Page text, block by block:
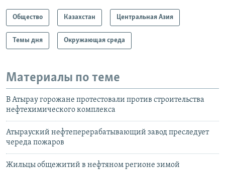
Общество Казахстан Центральная Азия
Темы дня Окружающая среда
Материалы по теме
В Атырау горожане протестовали против строительства
нефтехимического комплекса
Атырауский нефтеперерабатывающий завод преследует
череда пожаров
Жильцы общежитий в нефтяном регионе зимой